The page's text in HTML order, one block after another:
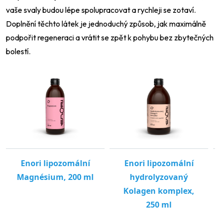
vaše svaly budou lépe spolupracovat a rychleji se zotaví.
Doplnění těchto látek je jednoduchý způsob, jak maximálně
podpořit regeneraci a vrátit se zpět k pohybu bez zbytečných
bolestí.